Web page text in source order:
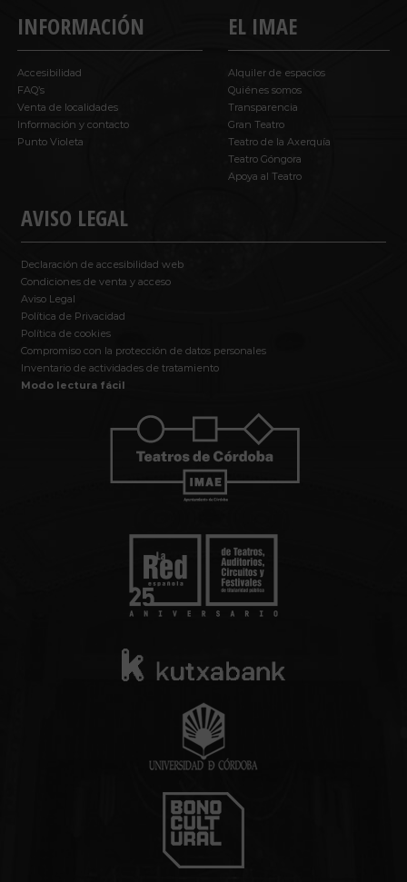
INFORMACIÓN
Accesibilidad
FAQ’s
Venta de localidades
Información y contacto
Punto Violeta
AVISO LEGAL
Declaración de accesibilidad web
Condiciones de venta y acceso
Aviso Legal
Política de Privacidad
Política de cookies
Compromiso con la protección de datos personales
Inventario de actividades de tratamiento
Modo lectura fácil
EL IMAE
Alquiler de espacios
Quiénes somos
Transparencia
Gran Teatro
Teatro de la Axerquía
Teatro Góngora
Apoya al Teatro